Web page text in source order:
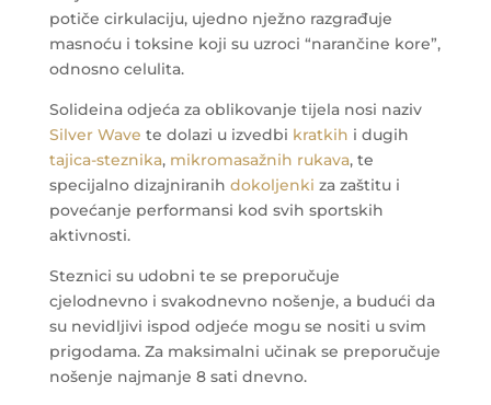
potiče cirkulaciju, ujedno nježno razgrađuje
masnoću i toksine koji su uzroci “narančine kore”,
odnosno celulita.
Solideina odjeća za oblikovanje tijela nosi naziv
Silver Wave te dolazi u izvedbi kratkih i dugih
tajica-steznika, mikromasažnih rukava, te
specijalno dizajniranih dokoljenki za zaštitu i
povećanje performansi kod svih sportskih
aktivnosti.
Steznici su udobni te se preporučuje
cjelodnevno i svakodnevno nošenje, a budući da
su nevidljivi ispod odjeće mogu se nositi u svim
prigodama. Za maksimalni učinak se preporučuje
nošenje najmanje 8 sati dnevno.